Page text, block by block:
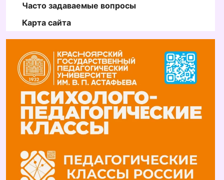
Часто задаваемые вопросы
Карта сайта